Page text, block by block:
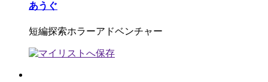
あうぐ
短編探索ホラーアドベンチャー